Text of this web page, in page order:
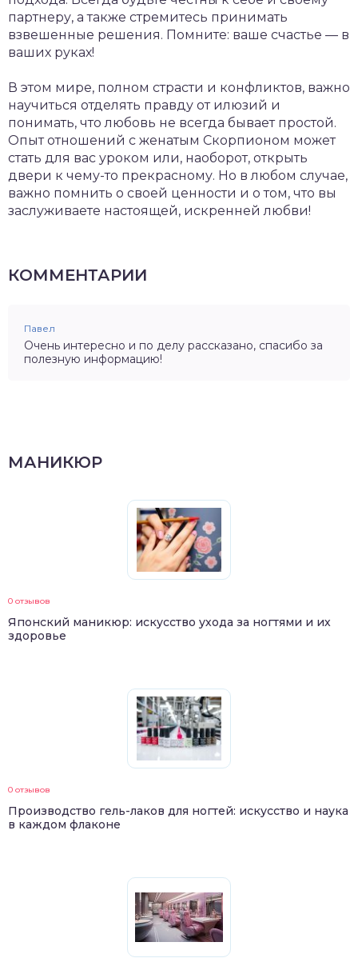
партнеру, а также стремитесь принимать
взвешенные решения. Помните: ваше счастье — в
ваших руках!
В этом мире, полном страсти и конфликтов, важно
научиться отделять правду от илюзий и
понимать, что любовь не всегда бывает простой.
Опыт отношений с женатым Скорпионом может
стать для вас уроком или, наоборот, открыть
двери к чему-то прекрасному. Но в любом случае,
важно помнить о своей ценности и о том, что вы
заслуживаете настоящей, искренней любви!
КОММЕНТАРИИ
Павел
Очень интересно и по делу рассказано, спасибо за
полезную информацию!
МАНИКЮР
0 отзывов
Японский маникюр: искусство ухода за ногтями и их
здоровье
0 отзывов
Производство гель-лаков для ногтей: искусство и наука
в каждом флаконе